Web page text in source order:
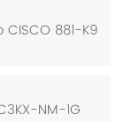
881-K9
NM-1G